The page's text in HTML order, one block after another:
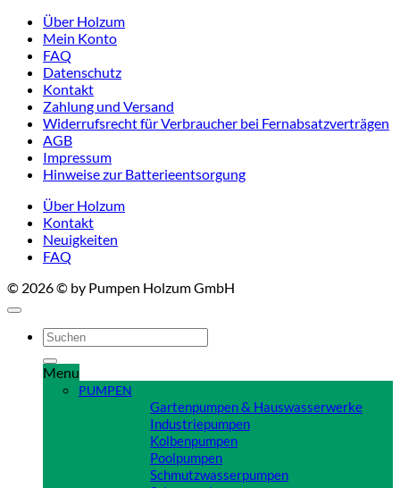
Über Holzum
Mein Konto
FAQ
Datenschutz
Kontakt
Zahlung und Versand
Widerrufsrecht für Verbraucher bei Fernabsatzverträgen
AGB
Impressum
Hinweise zur Batterieentsorgung
Über Holzum
Kontakt
Neuigkeiten
FAQ
© 2026 © by Pumpen Holzum GmbH
Suchen
nach:
Menu
PUMPEN
Gartenpumpen & Hauswasserwerke
Industriepumpen
Kolbenpumpen
Poolpumpen
Schmutzwasserpumpen